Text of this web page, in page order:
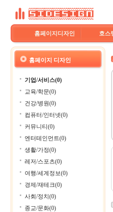
홈페이지디자인 호스
홈페이지 디자인
기업/서비스(0)
교육/학문(0)
건강/병원(0)
컴퓨터/인터넷(0)
커뮤니티(0)
엔터테인먼트(0)
생활/가정(0)
레저/스포츠(0)
여행/세계정보(0)
경제/재테크(0)
사회/정치(0)
종교/문화(0)